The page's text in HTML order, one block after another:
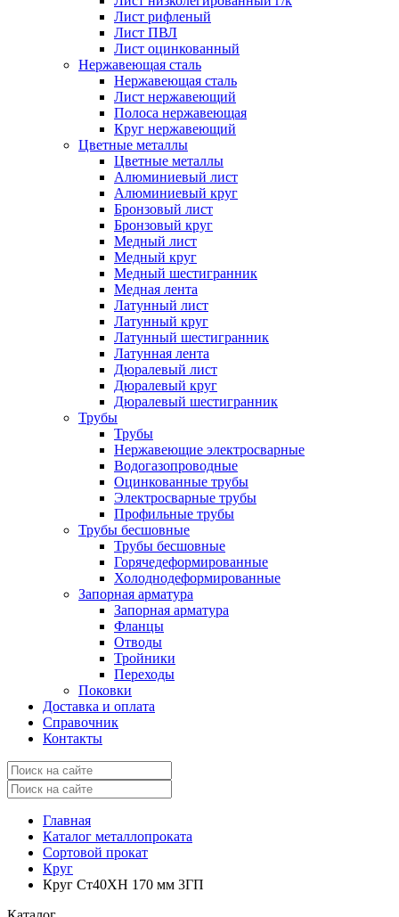
Лист рифленый
Лист ПВЛ
Лист оцинкованный
Нержавеющая сталь
Нержавеющая сталь
Лист нержавеющий
Полоса нержавеющая
Круг нержавеющий
Цветные металлы
Цветные металлы
Алюминиевый лист
Алюминиевый круг
Бронзовый лист
Бронзовый круг
Медный лист
Медный круг
Медный шестигранник
Медная лента
Латунный лист
Латунный круг
Латунный шестигранник
Латунная лента
Дюралевый лист
Дюралевый круг
Дюралевый шестигранник
Трубы
Трубы
Нержавеющие электросварные
Водогазопроводные
Оцинкованные трубы
Электросварные трубы
Профильные трубы
Трубы бесшовные
Трубы бесшовные
Горячедеформированные
Холоднодеформированные
Запорная арматура
Запорная арматура
Фланцы
Отводы
Тройники
Переходы
Поковки
Доставка и оплата
Справочник
Контакты
Главная
Каталог металлопроката
Сортовой прокат
Круг
Круг Ст40ХН 170 мм 3ГП